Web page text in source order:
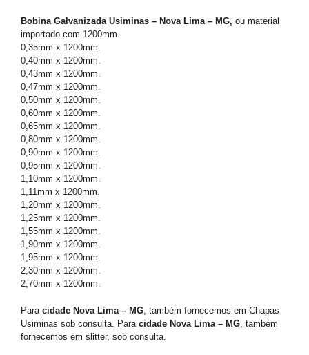
Bobina Galvanizada Usiminas – Nova Lima – MG, ou material
importado com 1200mm.
0,35mm x 1200mm.
0,40mm x 1200mm.
0,43mm x 1200mm.
0,47mm x 1200mm.
0,50mm x 1200mm.
0,60mm x 1200mm.
0,65mm x 1200mm.
0,80mm x 1200mm.
0,90mm x 1200mm.
0,95mm x 1200mm.
1,10mm x 1200mm.
1,11mm x 1200mm.
1,20mm x 1200mm.
1,25mm x 1200mm.
1,55mm x 1200mm.
1,90mm x 1200mm.
1,95mm x 1200mm.
2,30mm x 1200mm.
2,70mm x 1200mm.
Para cidade Nova Lima – MG , também fornecemos em Chapas
Usiminas sob consulta. Para cidade Nova Lima – MG , também
fornecemos em slitter, sob consulta.